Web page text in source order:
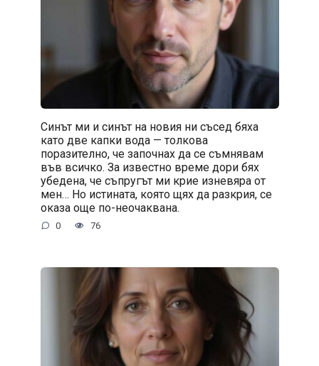
Синът ми и синът на новия ни съсед бяха
като две капки вода — толкова
поразително, че започнах да се съмнявам
във всичко. За известно време дори бях
убедена, че съпругът ми крие изневяра от
мен… Но истината, която щях да разкрия, се
оказа още по-неочаквана.
0 76